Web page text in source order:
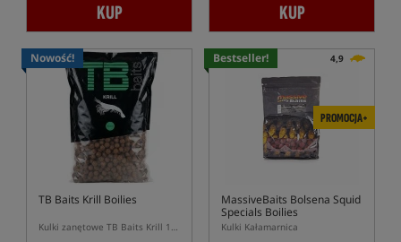
KUP KUP
Nowość!
TB Baits Krill Boilies
Kulki zanętowe TB Baits Krill 10kg
Bestseller! 4,9
PROMOCJA+
MassiveBaits Bolsena Squid
Specials Boilies
Kulki Kałamarnica